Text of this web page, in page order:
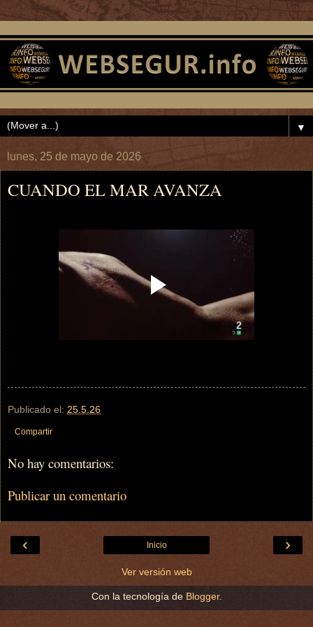
▼
lunes, 25 de mayo de 2026
CUANDO EL MAR AVANZA
Publicado el: 25.5.26
Compartir
No hay comentarios:
Publicar un comentario
‹ ›
Inicio
Ver versión web
Con la tecnología de Blogger.